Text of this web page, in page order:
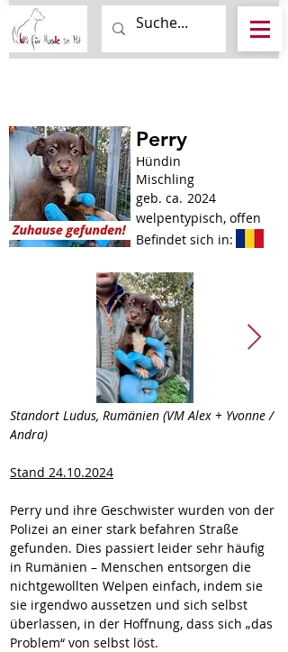
Perry
Hündin
Mischling
geb. ca. 2024
welpentypisch, offen
Befindet sich in:
Standort Ludus, Rumänien (VM Alex + Yvonne /
Andra)
Stand 24.10.2024
Perry und ihre Geschwister wurden von der
Polizei an einer stark befahren Straße
gefunden. Dies passiert leider sehr häufig
in Rumänien – Menschen entsorgen die
nichtgewollten Welpen einfach, indem sie
sie irgendwo aussetzen und sich selbst
überlassen, in der Hoffnung, dass sich „das
Problem“ von selbst löst.